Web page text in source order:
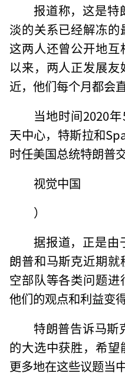
报道称，这是特
淡的关系已经解冻的
这两人还曾公开地
以来，两人正发展
近，他们每个月都会
当地时间2020
天中心，特斯拉和
时任美国总统特朗普
视觉中国
）
据报道，正是由
朗普和马斯克近期
空部队等各类问题进
他们的观点和利益变
特朗普告诉马斯
的大选中获胜，希
更多地在这些议题当